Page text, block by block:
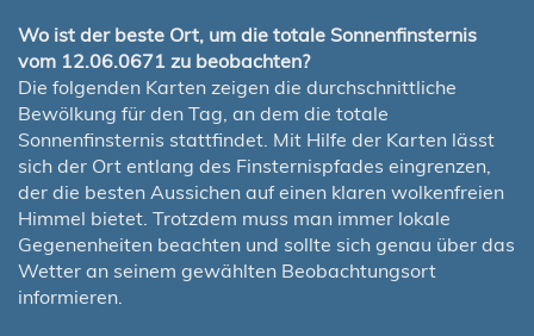
Wo ist der beste Ort, um die totale Sonnenfinsternis
vom 12.06.0671 zu beobachten?
Die folgenden Karten zeigen die durchschnittliche
Bewölkung für den Tag, an dem die totale
Sonnenfinsternis stattfindet. Mit Hilfe der Karten lässt
sich der Ort entlang des Finsternispfades eingrenzen,
der die besten Aussichen auf einen klaren wolkenfreien
Himmel bietet. Trotzdem muss man immer lokale
Gegenenheiten beachten und sollte sich genau über das
Wetter an seinem gewählten Beobachtungsort
informieren.